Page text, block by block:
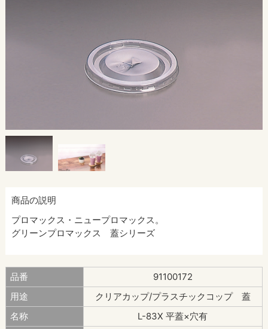
商品の説明
プロマックス・ニュープロマックス。
グリーンプロマックス 蓋シリーズ
品番
91100172
用途
クリアカップ/プラスチックコップ 蓋
名称
L-83X 平蓋×穴有